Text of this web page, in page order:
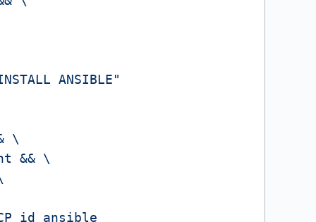
ANSIBLE"
\
&& \
id_ansible